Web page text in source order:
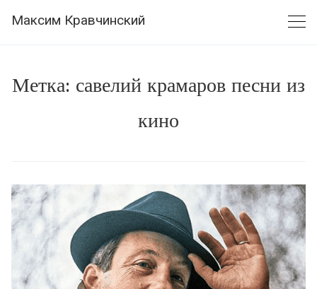
Максим Кравчинский
Метка: савелий крамаров песни из
кино